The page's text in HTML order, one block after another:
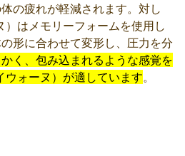
の疲れが軽減されます。対し
）はメモリーフォームを使用し
形に合わせて変形し、圧力を分
く、包み込まれるような感覚を
ウォーヌ）が適しています。